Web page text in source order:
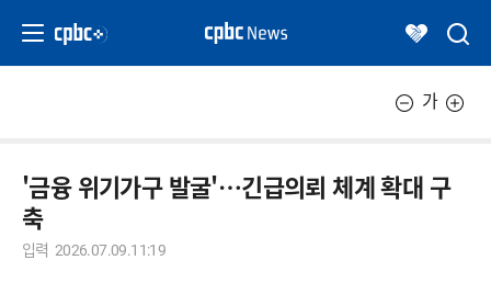
가
'금융 위기가구 발굴'…긴급의뢰 체계 확대 구
축
입력 2026.07.09.11:19